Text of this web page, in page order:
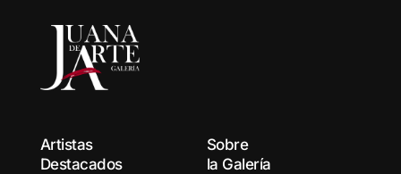
Artistas
Destacados
Sobre
la Galería